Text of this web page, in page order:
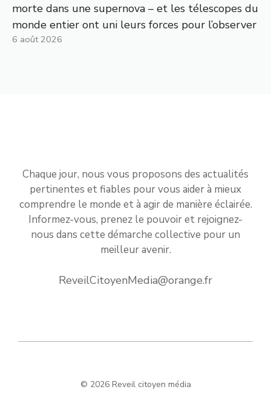
morte dans une supernova – et les télescopes du
monde entier ont uni leurs forces pour l’observer
6 août 2026
Chaque jour, nous vous proposons des actualités
pertinentes et fiables pour vous aider à mieux
comprendre le monde et à agir de manière éclairée.
Informez-vous, prenez le pouvoir et rejoignez-
nous dans cette démarche collective pour un
meilleur avenir.
ReveilCitoyenMedia@orange.fr
© 2026 Reveil citoyen média